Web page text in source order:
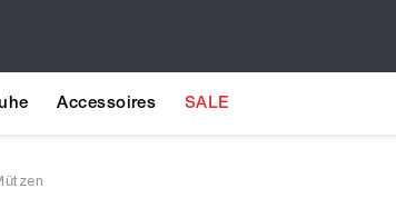
Accessoires SALE